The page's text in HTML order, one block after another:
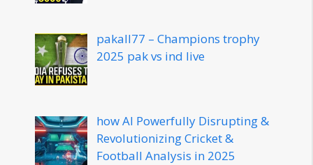
pakall77 – Champions trophy
2025 pak vs ind live
how AI Powerfully Disrupting &
Revolutionizing Cricket &
Football Analysis in 2025